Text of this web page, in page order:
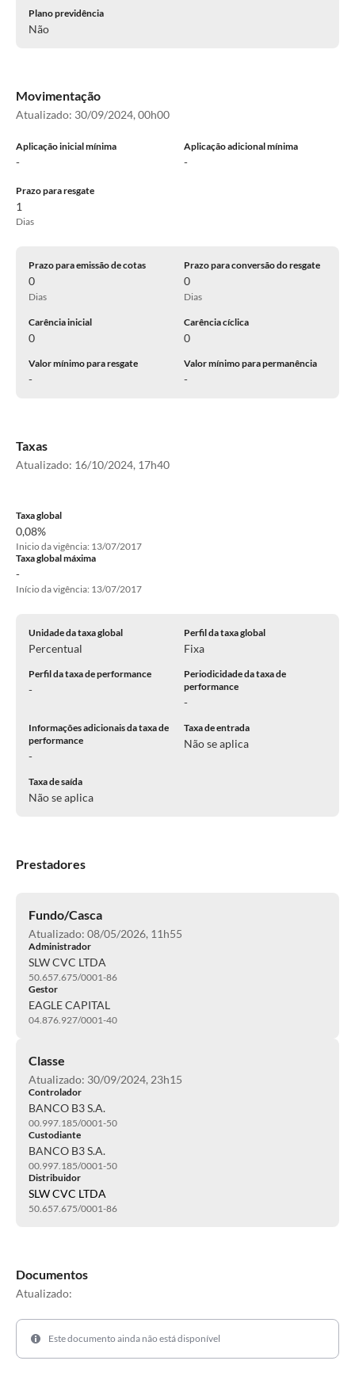
Plano previdência
Não
Movimentação
Atualizado: 30/09/2024, 00h00
Aplicação inicial mínima
-
Aplicação adicional mínima
-
Prazo para resgate
1
Dias
Prazo para emissão de cotas
0
Dias
Prazo para conversão do resgate
0
Dias
Carência inicial
0
Carência cíclica
0
Valor mínimo para resgate
-
Valor mínimo para permanência
-
Taxas
Atualizado: 16/10/2024, 17h40
Taxa global
0,08%
Inicio da vigência: 13/07/2017
Taxa global máxima
-
Início da vigência: 13/07/2017
Unidade da taxa global
Percentual
Perfil da taxa global
Fixa
Perfil da taxa de performance
-
Periodicidade da taxa de
performance
-
Informações adicionais da taxa de
performance
-
Taxa de entrada
Não se aplica
Taxa de saída
Não se aplica
Prestadores
Fundo/Casca
Atualizado: 08/05/2026, 11h55
Administrador
SLW CVC LTDA
50.657.675/0001-86
Gestor
EAGLE CAPITAL
04.876.927/0001-40
Classe
Atualizado: 30/09/2024, 23h15
Controlador
BANCO B3 S.A.
00.997.185/0001-50
Custodiante
BANCO B3 S.A.
00.997.185/0001-50
Distribuidor
SLW CVC LTDA
50.657.675/0001-86
Documentos
Atualizado:
Este documento ainda não está disponível